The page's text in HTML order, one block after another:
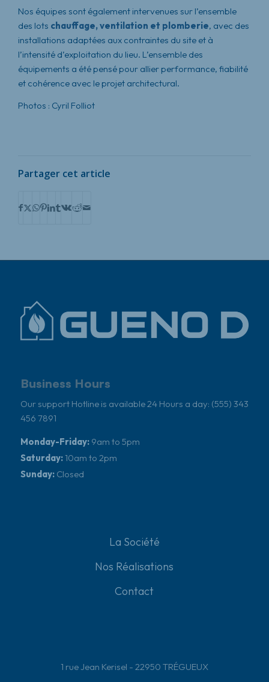
Nos équipes sont également intervenues sur l’ensemble
des lots chauffage, ventilation et plomberie, avec des
installations adaptées aux contraintes du site et à
l’intensité d’exploitation du lieu. L’ensemble des
équipements a été pensé pour allier performance, fiabilité
et cohérence avec le projet architectural.
Photos : Cyril Folliot
Partager cet article
Business Hours
Our support Hotline is available 24 Hours a day: (555) 343
456 7891
Monday-Friday: 9am to 5pm
Saturday:10am to 2pm
Sunday: Closed
La Société
Nos Réalisations
Contact
1 rue Jean Kerisel - 22950 TRÉGUEUX